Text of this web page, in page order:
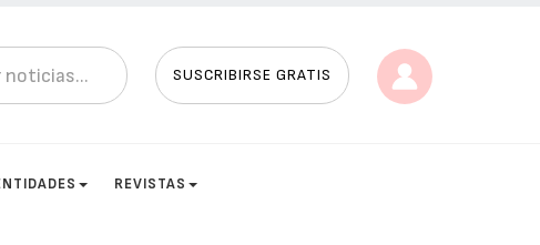
SUSCRIBIRSE GRATIS
REVISTAS